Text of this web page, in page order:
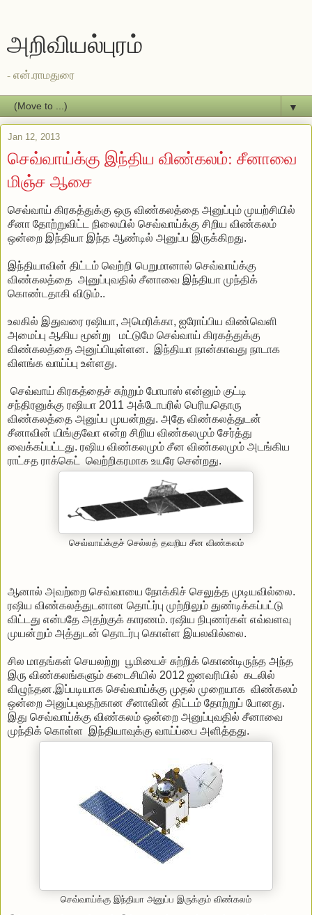
அறிவியல்புரம்
- என்.ராமதுரை
▼
Jan 12, 2013
செவ்வாய்க்கு இந்திய விண்கலம்: சீனாவை
மிஞ்ச ஆசை
செவ்வாய் கிரகத்துக்கு ஒரு விண்கலத்தை அனுப்பும் முயற்சியில்
சீனா தோற்றுவிட்ட நிலையில் செவ்வாய்க்கு சிறிய விண்கலம்
ஒன்றை இந்தியா இந்த ஆண்டில் அனுப்ப இருக்கிறது.
இந்தியாவின் திட்டம் வெற்றி பெறுமானால் செவ்வாய்க்கு
விண்கலத்தை அனுப்புவதில் சீனாவை இந்தியா முந்திக்
கொண்டதாகி விடும்..
உலகில் இதுவரை ரஷியா, அமெரிக்கா, ஐரோப்பிய விண்வெளி
அமைப்பு ஆகிய மூன்று மட்டுமே செவ்வாய் கிரகத்துக்கு
விண்கலத்தை அனுப்பியுள்ளன. இந்தியா நான்காவது நாடாக
விளங்க வாய்ப்பு உள்ளது.
செவ்வாய் கிரகத்தைச் சுற்றும் போபாஸ் என்னும் குட்டி
சந்திரனுக்கு ரஷியா 2011 அக்டோபரில் பெரியதொரு
விண்கலத்தை அனுப்ப முயன்றது. அதே விண்கலத்துடன்
சீனாவின் யிங்குவோ என்ற சிறிய விண்கலமும் சேர்த்து
வைக்கப்பட்டது. ரஷிய விண்கலமும் சீன விண்கலமும் அடங்கிய
ராட்சத ராக்கெட் வெற்றிகரமாக உயரே சென்றது.
செவ்வாய்க்குச் செல்லத் தவறிய சீன விண்கலம்
ஆனால் அவற்றை செவ்வாயை நோக்கிச் செலுத்த முடியவில்லை.
ரஷிய விண்கலத்துடனான தொட்ர்பு முற்றிலும் துண்டிக்கப்பட்டு
விட்டது என்பதே அதற்குக் காரணம். ரஷிய நிபுணர்கள் எவ்வளவு
முயன்றும் அத்துடன் தொடர்பு கொள்ள இயலவில்லை.
சில மாதங்கள் செயலற்று பூமியைச் சுற்றிக் கொண்டிருந்த அந்த
இரு விண்கலங்களும் கடைசியில் 2012 ஜனவரியில் கடலில்
விழுந்தன.இப்படியாக செவ்வாய்க்கு முதல் முறையாக விண்கலம்
ஒன்றை அனுப்புவதற்கான சீனாவின் திட்டம் தோற்றுப் போனது.
இது செவ்வாய்க்கு விண்கலம் ஒன்றை அனுப்புவதில் சீனாவை
முந்திக் கொள்ள இந்தியாவுக்கு வாய்ப்பை அளித்தது.
செவ்வாய்க்கு இந்தியா அனுப்ப இருக்கும் விண்கலம்